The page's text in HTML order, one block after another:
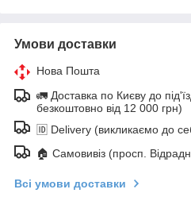
Умови доставки
Нова Пошта
🚛 Доставка по Києву до
безкоштовно від 12 000 грн)
🆔 Delivery (викликаємо до
🏠 Самовивіз (просп.
Всі умови доставки